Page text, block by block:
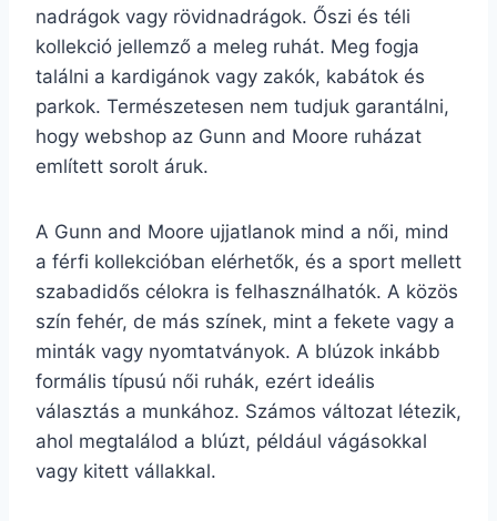
nadrágok vagy rövidnadrágok. Őszi és téli
kollekció jellemző a meleg ruhát. Meg fogja
találni a kardigánok vagy zakók, kabátok és
parkok. Természetesen nem tudjuk garantálni,
hogy webshop az Gunn and Moore ruházat
említett sorolt áruk.
A Gunn and Moore ujjatlanok mind a női, mind
a férfi kollekcióban elérhetők, és a sport mellett
szabadidős célokra is felhasználhatók. A közös
szín fehér, de más színek, mint a fekete vagy a
minták vagy nyomtatványok. A blúzok inkább
formális típusú női ruhák, ezért ideális
választás a munkához. Számos változat létezik,
ahol megtalálod a blúzt, például vágásokkal
vagy kitett vállakkal.